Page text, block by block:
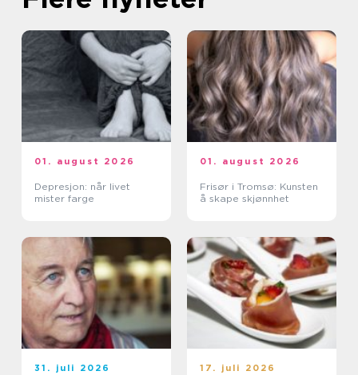
01. august 2026
Depresjon: når livet
mister farge
01. august 2026
Frisør i Tromsø: Kunsten
å skape skjønnhet
31. juli 2026 17. juli 2026